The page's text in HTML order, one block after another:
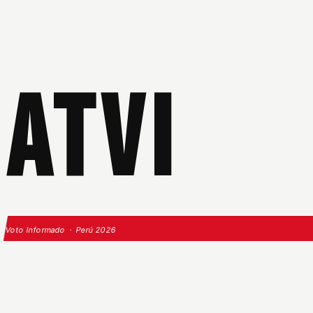
ATVI
Voto Informado · Perú 2026